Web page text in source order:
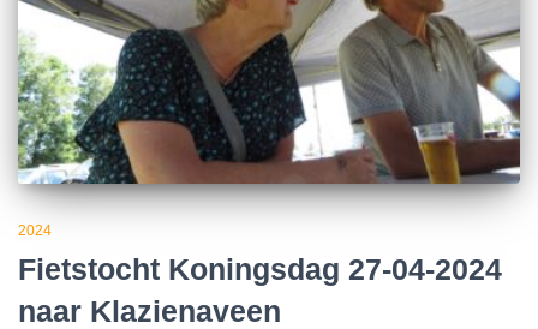
2024
Fietstocht Koningsdag 27-04-2024
naar Klazienaveen